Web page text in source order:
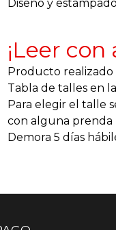
Diseño y
¡Leer
Producto realizado
Tabla de talles en
Para elegir el talle
con alguna prenda
Demora 5 días